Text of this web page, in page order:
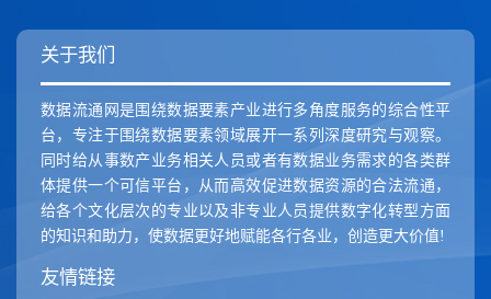
关于我们
数据流通网是围绕数据要素产业进行多角度服务的综合性平
台，专注于围绕数据要素领域展开一系列深度研究与观察。
同时给从事数产业务相关人员或者有数据业务需求的各类群
体提供一个可信平台，从而高效促进数据资源的合法流通，
给各个文化层次的专业以及非专业人员提供数字化转型方面
的知识和助力，使数据更好地赋能各行各业，创造更大价值!
友情链接